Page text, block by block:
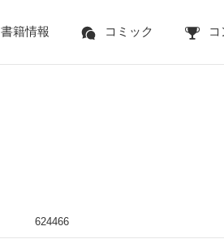
書籍情報 コミック
624466